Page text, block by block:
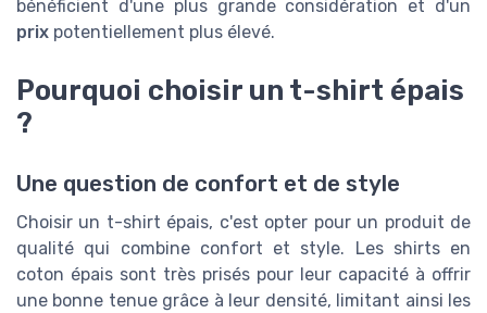
bénéficient d'une plus grande considération et d'un
prix potentiellement plus élevé.
Pourquoi choisir un t-shirt épais
?
Une question de confort et de style
Choisir un t-shirt épais, c'est opter pour un produit de
qualité qui combine confort et style. Les shirts en
coton épais sont très prisés pour leur capacité à offrir
une bonne tenue grâce à leur densité, limitant ainsi les